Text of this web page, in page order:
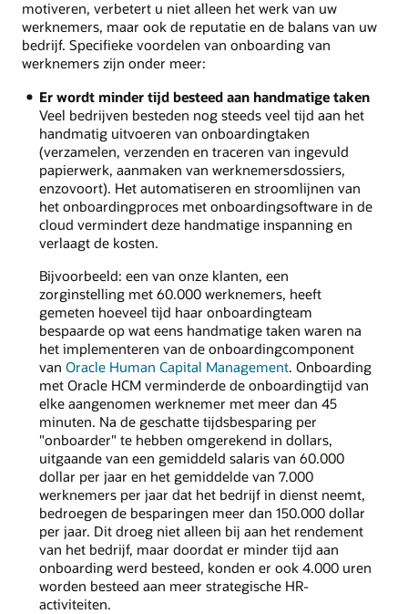
motiveren, verbetert u niet alleen het werk van uw
werknemers, maar ook de reputatie en de balans van uw
bedrijf. Specifieke voordelen van onboarding van
werknemers zijn onder meer:
Er wordt minder tijd besteed aan handmatige taken
Veel bedrijven besteden nog steeds veel tijd aan het
handmatig uitvoeren van onboardingtaken
(verzamelen, verzenden en traceren van ingevuld
papierwerk, aanmaken van werknemersdossiers,
enzovoort). Het automatiseren en stroomlijnen van
het onboardingproces met onboardingsoftware in de
cloud vermindert deze handmatige inspanning en
verlaagt de kosten.
Bijvoorbeeld: een van onze klanten, een
zorginstelling met 60.000 werknemers, heeft
gemeten hoeveel tijd haar onboardingteam
bespaarde op wat eens handmatige taken waren na
het implementeren van de onboardingcomponent
van Oracle Human Capital Management. Onboarding
met Oracle HCM verminderde de onboardingtijd van
elke aangenomen werknemer met meer dan 45
minuten. Na de geschatte tijdsbesparing per
"onboarder" te hebben omgerekend in dollars,
uitgaande van een gemiddeld salaris van 60.000
dollar per jaar en het gemiddelde van 7.000
werknemers per jaar dat het bedrijf in dienst neemt,
bedroegen de besparingen meer dan 150.000 dollar
per jaar. Dit droeg niet alleen bij aan het rendement
van het bedrijf, maar doordat er minder tijd aan
onboarding werd besteed, konden er ook 4.000 uren
worden besteed aan meer strategische HR-
activiteiten.